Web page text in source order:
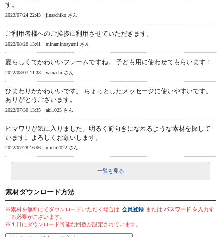
す。
2023/07/24 22:43 jinsachiko さん
ご利用者様へのご挨拶に利用させていただきます。
2022/08/20 13:01 minaminoayumi さん
夏らしくてかわいいフレームですね。 子ども用に使わせてもらいます！
2022/08/07 11:38 yamachi さん
ひまわりがかわいいです。 ちょっとしたメッセージに使いやすいです。
ありがとうございます。
2022/07/30 13:35 aki1025 さん
ヒマワリが気に入りました。明るく前向きになれるような素材を探して
います。よろしくお願いします。
2022/07/28 16:06 michi2022 さん
一覧を見る
素材ダウンロード方法
※素材を無料にてダウンロードいただく場合は 会員登録 またはパスワード を入力す
る必要がございます。
※１日にダウンロード可能な回数が設定されています。